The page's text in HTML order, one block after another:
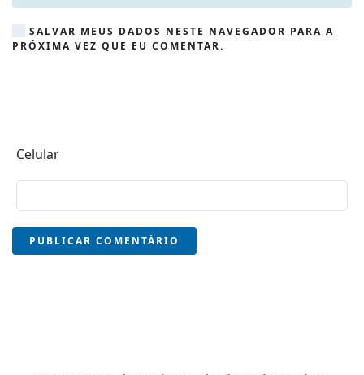
SALVAR MEUS DADOS NESTE NAVEGADOR PARA A
PRÓXIMA VEZ QUE EU COMENTAR.
Celular
PUBLICAR COMENTÁRIO